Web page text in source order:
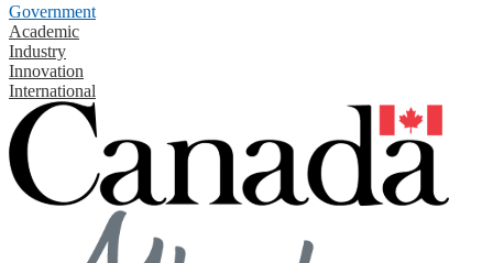
Government
Academic
Industry
Innovation
International